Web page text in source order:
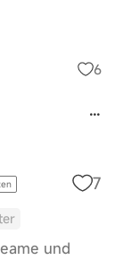
6
7
und